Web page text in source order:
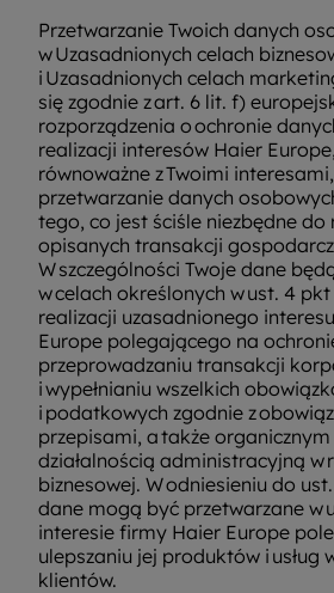
Przetwarzanie Twoich danych
w Uzasadnionych celach
i Uzasadnionych celach
się zgodnie z art. 6 lit. f)
rozporządzenia o ochronie
realizacji interesów Haier
równoważne z Twoimi
przetwarzanie danych
tego, co jest ściśle niezbędne do
opisanych transakcji
W szczególności Twoje dane
w celach określonych w ust. 4 pkt
realizacji uzasadnionego
Europe polegającego na
przeprowadzaniu transakcji
i wypełnianiu wszelkich
i podatkowych zgodnie z
przepisami, a także
działalnością administracyjną w
biznesowej. W odniesieniu do
dane mogą być przetwarzane w
interesie firmy Haier Europe
ulepszaniu jej produktów i usług
klientów.